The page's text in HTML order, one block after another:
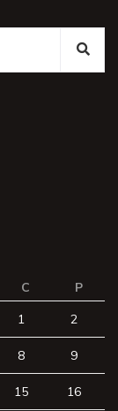
C
P
1
2
8 9
15 16